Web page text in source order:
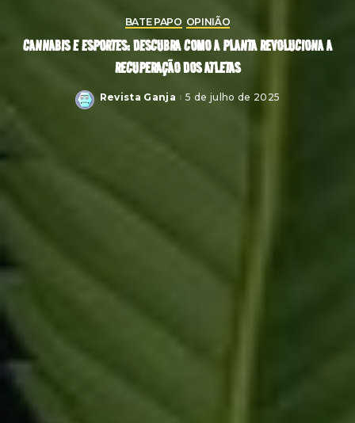
BATE PAPO OPINIÃO
CANNABIS E ESPORTES: DESCUBRA COMO A PLANTA REVOLUCIONA A
RECUPERAÇÃO DOS ATLETAS
Posted
Revista Ganja 5 de julho de 2025